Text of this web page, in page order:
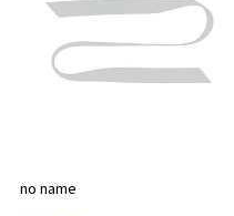
no name